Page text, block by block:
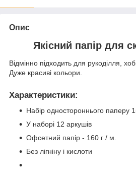
Опис
Якісний папір для
Відмінно підходить для рукоділля,
Дуже красиві кольори.
Характеристики:
Набір одностороннього паперу
У наборі 12 аркушів
Офсетний папір - 160 г / м.
Без лігніну і кислоти